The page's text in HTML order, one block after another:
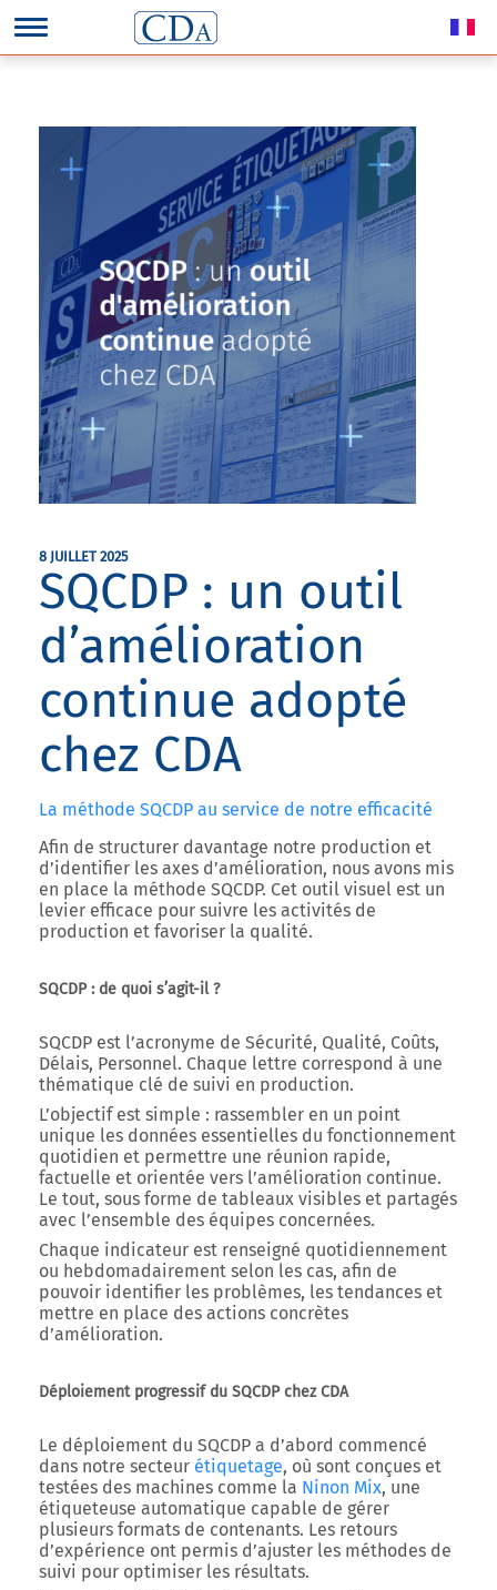
8 JUILLET 2025
SQCDP : un outil
d’amélioration
continue adopté
chez CDA
La méthode SQCDP au service de notre efficacité
Afin de structurer davantage notre production et
d’identifier les axes d’amélioration, nous avons mis
en place la méthode SQCDP. Cet outil visuel est un
levier efficace pour suivre les activités de
production et favoriser la qualité.
SQCDP : de quoi s’agit-il ?
SQCDP est l’acronyme de Sécurité, Qualité, Coûts,
Délais, Personnel. Chaque lettre correspond à une
thématique clé de suivi en production.
L’objectif est simple : rassembler en un point
unique les données essentielles du fonctionnement
quotidien et permettre une réunion rapide,
factuelle et orientée vers l’amélioration continue.
Le tout, sous forme de tableaux visibles et partagés
avec l’ensemble des équipes concernées.
Chaque indicateur est renseigné quotidiennement
ou hebdomadairement selon les cas, afin de
pouvoir identifier les problèmes, les tendances et
mettre en place des actions concrètes
d’amélioration.
Déploiement progressif du SQCDP chez CDA
Le déploiement du SQCDP a d’abord commencé
dans notre secteur étiquetage, où sont conçues et
testées des machines comme la Ninon Mix, une
étiqueteuse automatique capable de gérer
plusieurs formats de contenants. Les retours
d’expérience ont permis d’ajuster les méthodes de
suivi pour optimiser les résultats.